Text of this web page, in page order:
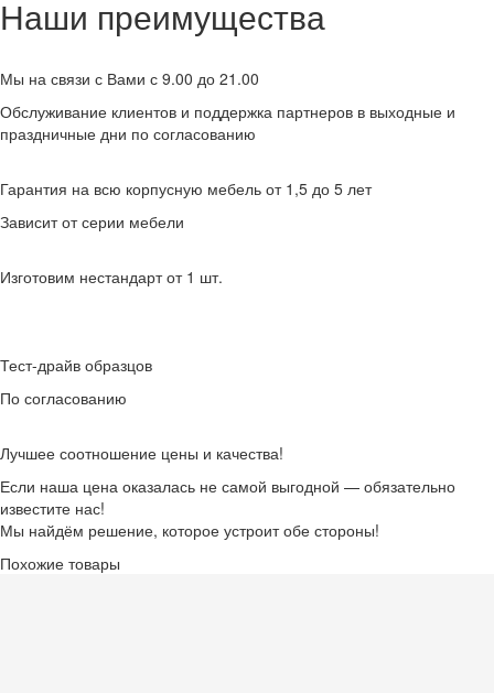
Наши преимущества
Мы на связи с Вами с 9.00 до 21.00
Обслуживание клиентов и поддержка партнеров в выходные и
праздничные дни по согласованию
Гарантия на всю корпусную мебель от 1,5 до 5 лет
Зависит от серии мебели
Изготовим нестандарт от 1 шт.
Тест-драйв образцов
По согласованию
Лучшее соотношение цены и качества!
Если наша цена оказалась не самой выгодной — обязательно
известите нас!
Мы найдём решение, которое устроит обе стороны!
Похожие товары